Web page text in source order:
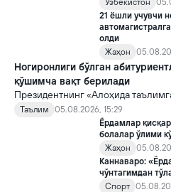
Ўзбекистон
21 ёшли учувчи
олди
Жаҳон
Ногиронлиги бўлган
қўшимча вақт берилади
Президентнинг «Алоҳида
таълим ва ижтимоий хизматлар
такомиллаштириш бўйича
тўғрисида»ги қарори билан
янги механизмлар жорий этилади.
Таълим
05.08.2026, 15:29
Ёрдамлар
болалар ўлими
Жаҳон
Каннаваро:
чўнтагимдан
Спорт